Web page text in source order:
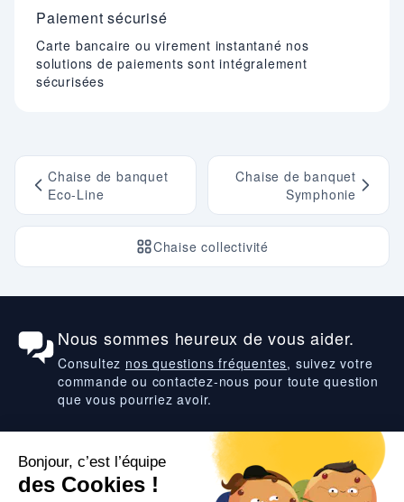
Paiement sécurisé
Carte bancaire ou virement instantané nos
solutions de paiements sont intégralement
sécurisées
Chaise de banquet
Eco-Line
Chaise collectivité
Chaise de banquet
Symphonie
Nous sommes heureux de vous aider.
Consultez nos questions fréquentes, suivez votre
commande ou contactez-nous pour toute question
que vous pourriez avoir.
Suivez-nous